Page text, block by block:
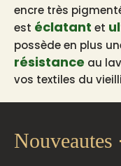
encre très
est éclatant et
possède en plus
résistance au
vos textiles du
Nouveautes